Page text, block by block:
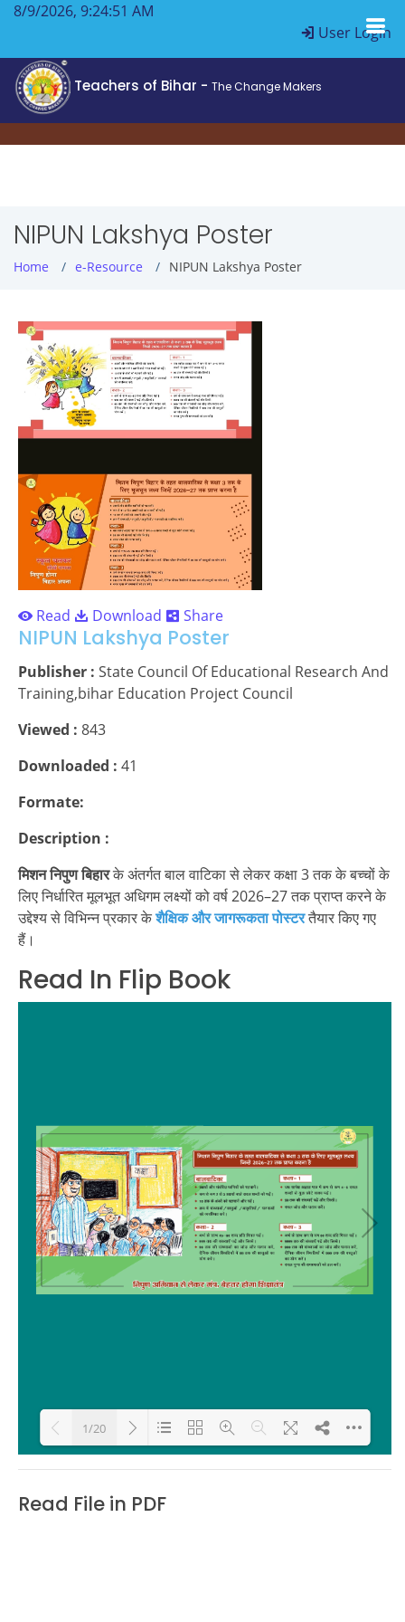
8/9/2026, 9:24:52 AM
User Login
Teachers of Bihar - The Change Makers
NIPUN Lakshya Poster
Home e-Resource NIPUN Lakshya Poster
Read Download Share
NIPUN Lakshya Poster
Publisher : State Council Of Educational Research And
Training,bihar Education Project Council
Viewed : 843
Downloaded : 41
Formate:
Description :
मिशन निपुण बिहारके अंतर्गत बाल वाटिका से लेकर कक्षा 3 तक के बच्चों के
लिए निर्धारित मूलभूत अधिगम लक्ष्यों को वर्ष 2026–27 तक प्राप्त करने के
उद्देश्य से विभिन्न प्रकार केशैक्षिक और जागरूकता पोस्टरतैयार किए गए
हैं।
Read In Flip Book
1/20
Read File in PDF